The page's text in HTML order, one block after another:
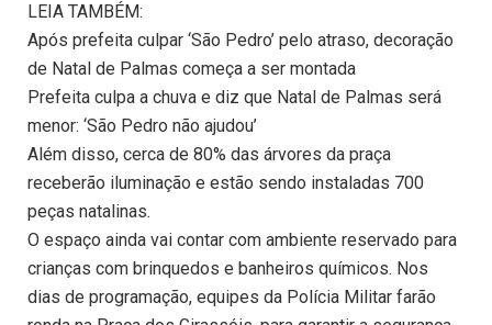
LEIA TAMBÉM:
Após prefeita culpar ‘São Pedro’ pelo atraso, decoração
de Natal de Palmas começa a ser montada
Prefeita culpa a chuva e diz que Natal de Palmas será
menor: ‘São Pedro não ajudou’
Além disso, cerca de 80% das árvores da praça
receberão iluminação e estão sendo instaladas 700
peças natalinas.
O espaço ainda vai contar com ambiente reservado para
crianças com brinquedos e banheiros químicos. Nos
dias de programação, equipes da Polícia Militar farão